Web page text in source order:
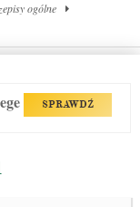
ogólne
SPRAWDŹ